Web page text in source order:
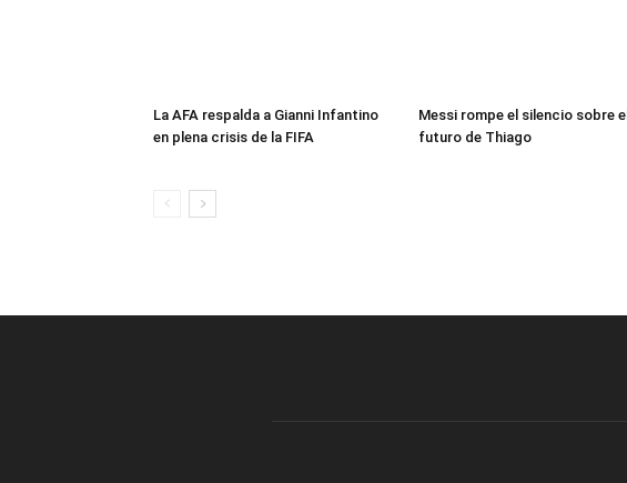
La AFA respalda a Gianni Infantino
en plena crisis de la FIFA
Messi rompe el silencio sobre el
futuro de Thiago